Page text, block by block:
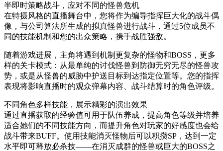
半即时策略战斗，应对不同的怪兽危机
在特摄风格的直播舞台中，您将作为编导指挥巨大化的战斗偶
像，与公司算法所生成的拟真怪兽进行战斗，通过5位成员不
同的技能机制和您的出众策略，携手战胜强敌。
随着游戏进展，主角将遇到机制更复杂的怪物和BOSS，更多
样的关卡模式：从最单纯的讨伐怪兽到防御无穷无尽的怪兽攻
势，或是从怪兽的威胁中护送目标到达指定位置等。您的指挥
表现将影响直播时的观众弹幕内容、战斗结算时的角色评级。
不同角色多样技能，展示精彩的演出效果
通过直播获取的经验值可用于队伍养成，提高角色等级并培养
适合她们的不同技能方向，而提升角色对玩家的好感度也会给
战斗带来BUFF。使用技能消灭怪物后可以积攒SP，达到一定
水平即可释放必杀技——在消灭成群的怪兽或巨大的BOSS之